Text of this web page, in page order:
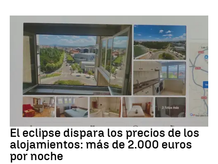
Eclipse solar
El eclipse dispara los precios de los
alojamientos: más de 2.000 euros
por noche